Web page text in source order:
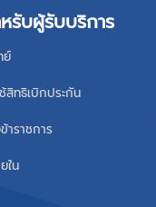
รับผู้รับบริการ
ย์
สิทธิเบิกประกัน
าราชการ
ใน